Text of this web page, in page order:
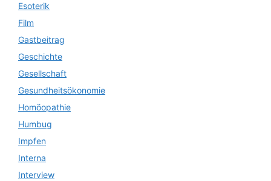
Esoterik
Film
Gastbeitrag
Geschichte
Gesellschaft
Gesundheitsökonomie
Homöopathie
Humbug
Impfen
Interna
Interview